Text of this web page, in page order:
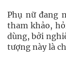
Phụ nữ đang
tham khảo,
dùng, bởi
tượng này là